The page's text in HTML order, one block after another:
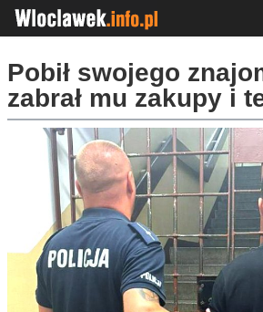
Pobił swojego
zabrał mu zakupy i